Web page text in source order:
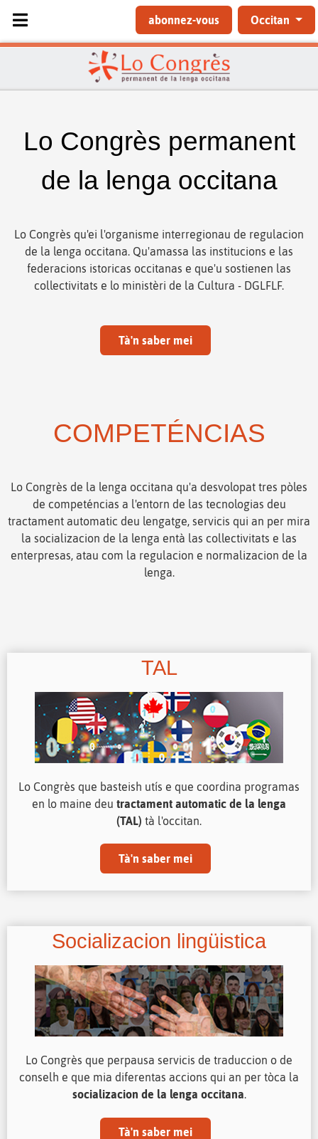
Sélectionnez votre langue
abonnez-vous Occitan
Lo Congrès permanent
de la lenga occitana
Lo Congrès qu'ei l'organisme interregionau de regulacion
de la lenga occitana. Qu'amassa las institucions e las
federacions istoricas occitanas e que'u sostienen las
collectivitats e lo ministèri de la Cultura - DGLFLF.
Tà'n saber mei
COMPETÉNCIAS
Lo Congrès de la lenga occitana qu'a desvolopat tres pòles
de competéncias a l'entorn de las tecnologias deu
tractament automatic deu lengatge, servicis qui an per mira
la socializacion de la lenga entà las collectivitats e las
enterpresas, atau com la regulacion e normalizacion de la
lenga.
TAL
Lo Congrès que basteish utís e que coordina programas
en lo maine deu tractament automatic de la lenga
(TAL) tà l'occitan.
Tà'n saber mei
Socializacion lingüistica
Lo Congrès que perpausa servicis de traduccion o de
conselh e que mia diferentas accions qui an per tòca la
socializacion de la lenga occitana.
Tà'n saber mei